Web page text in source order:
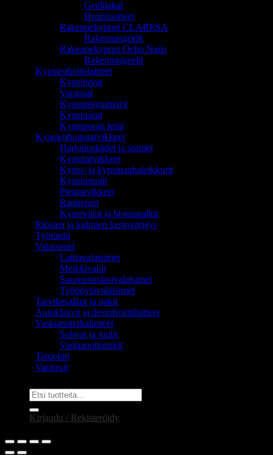
Geelilakat
Hoitotuotteet
Rakennekynnet CLARESA
Rakennusgeelit
Rakennekynnet Ocho Nails
Rakennusgeelit
Kynsienhoitolaitteet
Kynsiporat
Varaosat
Kynsipölynimurit
Kynsiuunit
Kynsiporan terät
Kynsienhoitotarvikkeet
Harjoituskädet ja sormet
Kynsitarvikkeet
Kynsi- ja kynsinauhaleikkurit
Kynsimuotit
Pientarvikkeet
Rannetuet
Kynsiviilat ja hiontapalkit
Ripsien ja kulmien kestovärjäys
Työtuolit
Valaisimet
Lattiavalaisimet
Meikkivalot
Suurennuslasivalaisimet
Työpöytävalaisimet
Tarvikesalkut ja pakit
Autoklaavit ja desinfiointilaitteet
Vastaanottokalusteet
Sohvat ja tuolit
Vastaanottotiskit
Tatuointi
Varaosat
Etsi:
Kirjaudu / Rekisteröidy